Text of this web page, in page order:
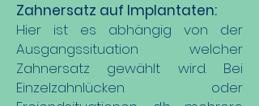
Zahnersatz auf Implantaten:
Hier ist es abhängig von der
Ausgangssituation welcher
Zahnersatz gewählt wird. Bei
Einzelzahnlücken oder